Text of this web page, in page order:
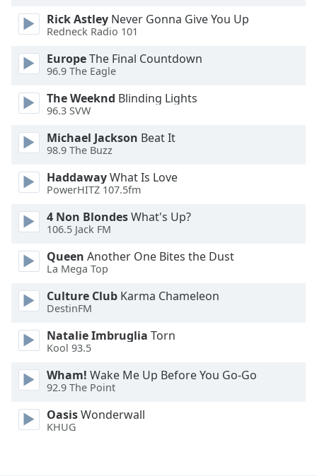
Opacity
Background
Color
Opacity
Caption
Area
Color
Opacity
Font
Edge
Style
Font
Rick Astley Never Gonna Give You Up
Redneck Radio 101
EuropeThe Final Countdown
96.9 The Eagle
The Weeknd Blinding Lights
96.3 SVW
Michael Jackson Beat It
98.9 The Buzz
HaddawayWhat Is Love
PowerHITZ 107.5fm
4 Non BlondesWhat's Up?
106.5 Jack FM
Queen Another One Bites the Dust
La Mega Top
Culture Club Karma Chameleon
DestinFM
Natalie Imbruglia Torn
Kool 93.5
Wham! Wake Me Up Before You Go-Go
92.9 The Point
OasisWonderwall
KHUG